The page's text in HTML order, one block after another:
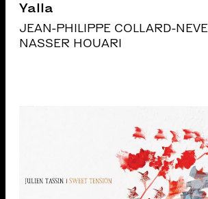
Yalla
JEAN-PHILIPPE COLLARD-
NASSER HOUARI